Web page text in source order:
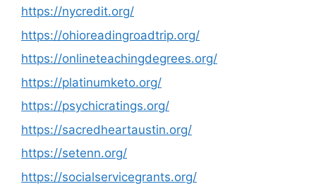
https://nycredit.org/
https://ohioreadingroadtrip.org/
https://onlineteachingdegrees.org/
https://platinumketo.org/
https://psychicratings.org/
https://sacredheartaustin.org/
https://setenn.org/
https://socialservicegrants.org/